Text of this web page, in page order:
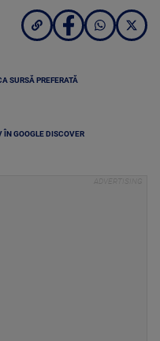
SURSĂ PREFERATĂ
ÎN GOOGLE DISCOVER